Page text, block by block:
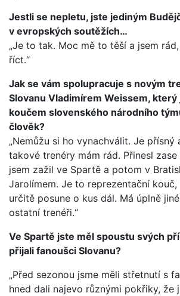
Jestli se nepletu, jste jediným
v evropských soutěžích…
„Je to tak. Moc mě to těší a jsem
říct.“
Jak se vám spolupracuje s novým
Slovanu Vladimírem Weissem, který
koučem slovenského národního
člověk?
„Nemůžu si ho vynachválit. Je přísný
takové trenéry mám rád. Přinesl
jsem zažil ve Spartě a potom v
Jarolímem. Je to reprezentační
určitě posune o kus dál. Má úplně
ostatní trenéři.“
Ve Spartě jste měl spoustu svých
přijali fanoušci Slovanu?
„Před sezonou jsme měli střetnutí s
hned dali najevo různými pokřiky, že